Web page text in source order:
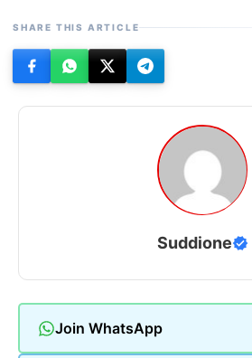
SHARE THIS ARTICLE
Suddione
Join WhatsApp